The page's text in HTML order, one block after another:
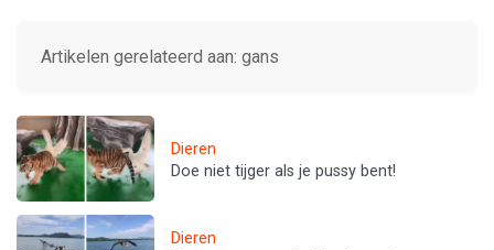
Artikelen gerelateerd aan: gans
Dieren
Doe niet tijger als je pussy bent!
Dieren